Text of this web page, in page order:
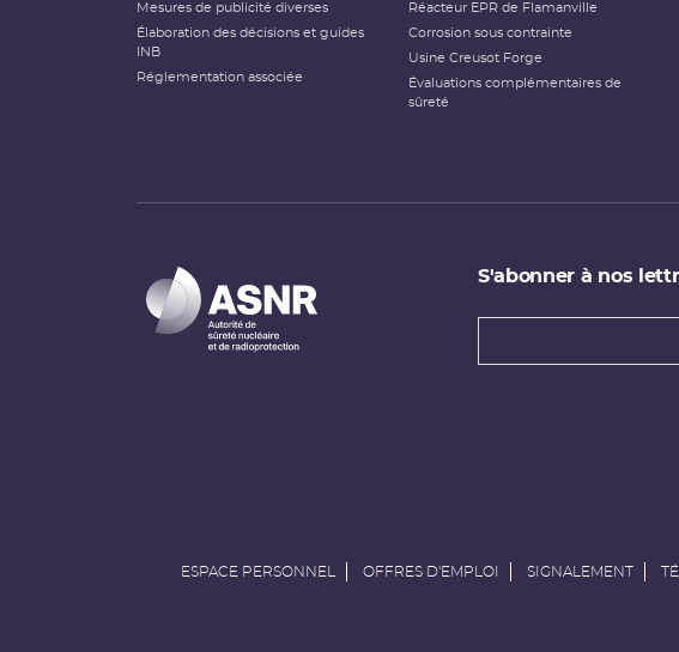
Mesures de publicité diverses
Élaboration des décisions et guides
INB
Réglementation associée
Réacteur EPR de Flamanville
Corrosion sous contrainte
Usine Creusot Forge
Évaluations complémentaires de
sûreté
S'abonner à nos
Types de
ESPACE PERSONNEL OFFRES D'EMPLOI SIGNALEMENT